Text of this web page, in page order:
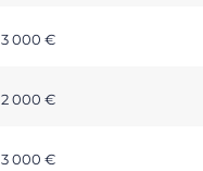
3 000 €
2 000 €
3 000 €